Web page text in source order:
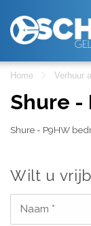
Home Verhuur
Shure -
Shure - P9HW
Wilt u
Naam *